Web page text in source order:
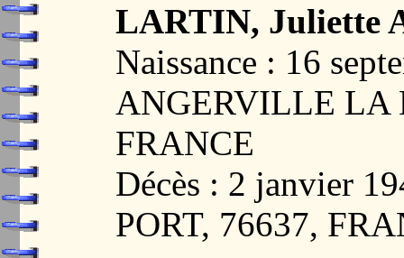
LARTIN, Juliette
Naissance : 16
ANGERVILLE LA
FRANCE
Décès : 2 janvier
PORT, 76637,